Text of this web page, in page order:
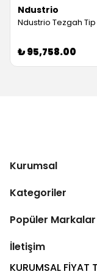
Ndustrio
₺ 95,758.00
Kurumsal
Kategoriler
Popüler Markalar
İletişim
KURUMSAL FİYAT